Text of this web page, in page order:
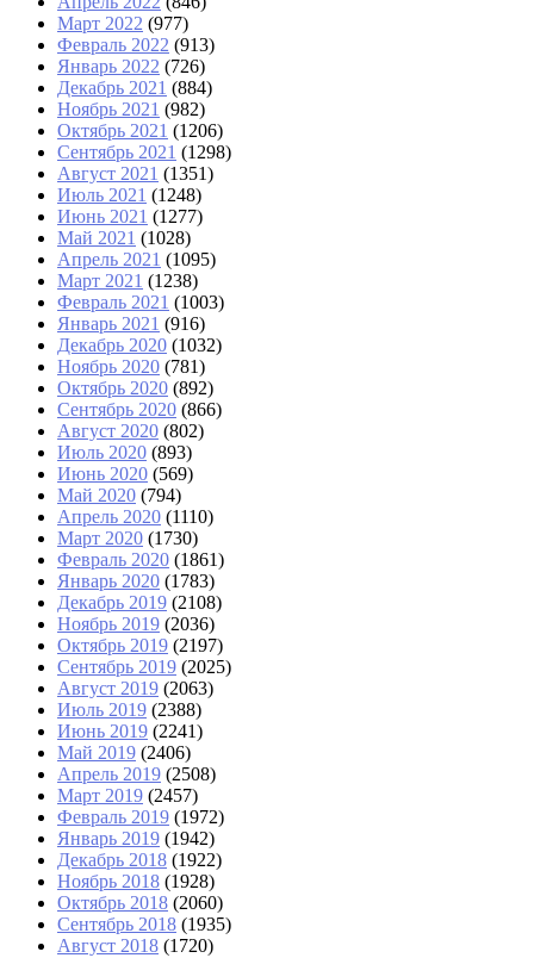
Март 2022 (977)
Февраль 2022 (913)
Январь 2022 (726)
Декабрь 2021 (884)
Ноябрь 2021 (982)
Октябрь 2021 (1206)
Сентябрь 2021 (1298)
Август 2021 (1351)
Июль 2021 (1248)
Июнь 2021 (1277)
Май 2021 (1028)
Апрель 2021 (1095)
Март 2021 (1238)
Февраль 2021 (1003)
Январь 2021 (916)
Декабрь 2020 (1032)
Ноябрь 2020 (781)
Октябрь 2020 (892)
Сентябрь 2020 (866)
Август 2020 (802)
Июль 2020 (893)
Июнь 2020 (569)
Май 2020 (794)
Апрель 2020 (1110)
Март 2020 (1730)
Февраль 2020 (1861)
Январь 2020 (1783)
Декабрь 2019 (2108)
Ноябрь 2019 (2036)
Октябрь 2019 (2197)
Сентябрь 2019 (2025)
Август 2019 (2063)
Июль 2019 (2388)
Июнь 2019 (2241)
Май 2019 (2406)
Апрель 2019 (2508)
Март 2019 (2457)
Февраль 2019 (1972)
Январь 2019 (1942)
Декабрь 2018 (1922)
Ноябрь 2018 (1928)
Октябрь 2018 (2060)
Сентябрь 2018 (1935)
Август 2018 (1720)